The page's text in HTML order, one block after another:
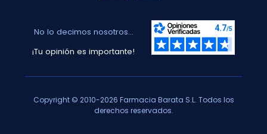
No lo decimos nosotros...
¡Tu opinión es importante!
Copyright © 2010-2026 Farmacia Barata S.L. Todos los
derechos reservados.